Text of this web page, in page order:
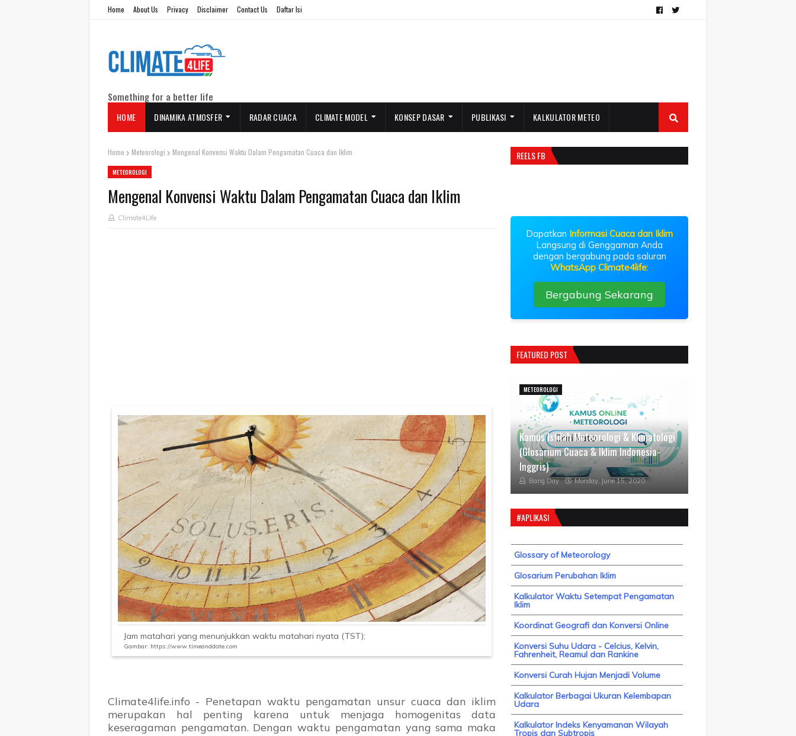
Home About Us Privacy Disclaimer Contact Us Daftar Isi
Something for a better life
HOME DINAMIKA ATMOSFER RADAR CUACA CLIMATE MODEL KONSEP DASAR PUBLIKASI KALKULATOR METEO
Home Meteorologi Mengenal Konvensi Waktu Dalam Pengamatan Cuaca dan Iklim
METEOROLOGI
Mengenal Konvensi Waktu Dalam Pengamatan Cuaca dan Iklim
Climate4Life
Jam matahari yang menunjukkan waktu matahari nyata (TST);
Gambar: https://www.timeanddate.com
Climate4life.info - Penetapan waktu pengamatan unsur cuaca dan iklim
merupakan hal penting karena untuk menjaga homogenitas data
keseragaman pengamatan. Dengan waktu pengamatan yang sama maka
REELS FB
Dapatkan Informasi Cuaca dan Iklim
Langsung di Genggaman Anda
dengan bergabung pada saluran
WhatsApp Climate4life:
Bergabung Sekarang
FEATURED POST
METEOROLOGI
Kamus Istilah Meteorologi & Klimatologi
(Glosarium Cuaca & Iklim Indonesia-
Inggris)
Bang Day Monday, June 15, 2020
#APLIKASI
Glossary of Meteorology
Glosarium Perubahan Iklim
Kalkulator Waktu Setempat Pengamatan
Iklim
Koordinat Geografi dan Konversi Online
Konversi Suhu Udara - Celcius, Kelvin,
Fahrenheit, Reamul dan Rankine
Konversi Curah Hujan Menjadi Volume
Kalkulator Berbagai Ukuran Kelembapan
Udara
Kalkulator Indeks Kenyamanan Wilayah
Tropis dan Subtropis